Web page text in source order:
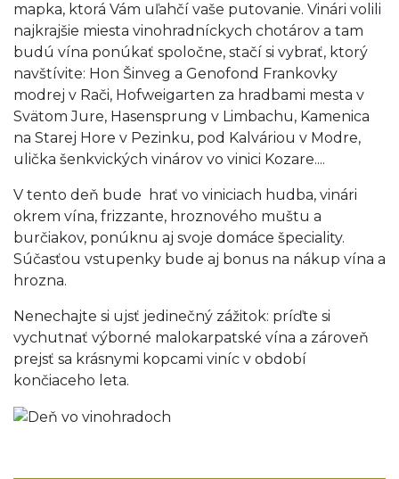
mapka, ktorá Vám uľahčí vaše putovanie. Vinári volili
najkrajšie miesta vinohradníckych chotárov a tam
budú vína ponúkať spoločne, stačí si vybrať, ktorý
navštívite: Hon Šinveg a Genofond Frankovky
modrej v Rači, Hofweigarten za hradbami mesta v
Svätom Jure, Hasensprung v Limbachu, Kamenica
na Starej Hore v Pezinku, pod Kalváriou v Modre,
ulička šenkvických vinárov vo vinici Kozare....
V tento deň bude hrať vo viniciach hudba, vinári
okrem vína, frizzante, hroznového muštu a
burčiakov, ponúknu aj svoje domáce špeciality.
Súčasťou vstupenky bude aj bonus na nákup vína a
hrozna.
Nenechajte si ujsť jedinečný zážitok: príďte si
vychutnať výborné malokarpatské vína a zároveň
prejsť sa krásnymi kopcami viníc v období
končiaceho leta.